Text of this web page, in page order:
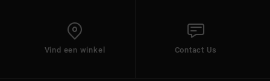
Vind een winkel Contact Us